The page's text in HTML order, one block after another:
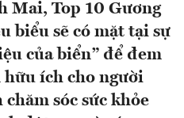
Mai, Top 10 Gương
biểu sẽ có mặt tại sự
của biển” để đem
ích cho người
sóc sức khỏe